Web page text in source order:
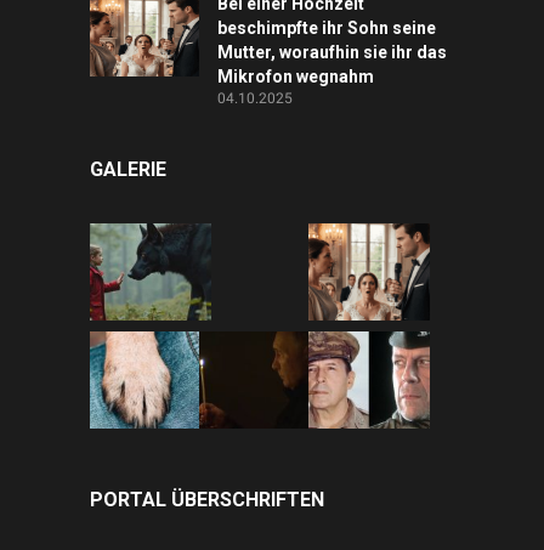
beschimpfte ihr Sohn seine
Mutter, woraufhin sie ihr das
Mikrofon wegnahm
04.10.2025
GALERIE
PORTAL ÜBERSCHRIFTEN